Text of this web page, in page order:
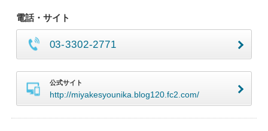
電話・サイト
03-3302-2771
公式サイト
http://miyakesyounika.blog120.fc2.com/